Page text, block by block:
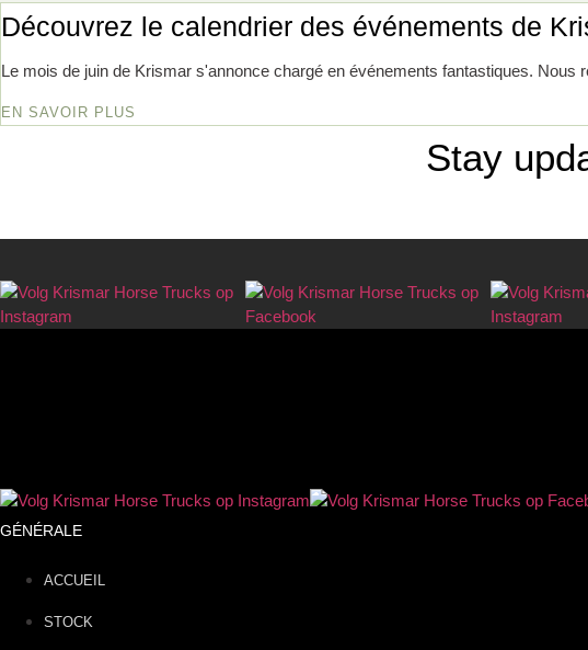
Découvrez le calendrier des événements de
Le mois de juin de Krismar s'annonce chargé en événements fantastiques. Nous
EN SAVOIR PLUS
Stay
GÉNÉRALE
ACCUEIL
STOCK